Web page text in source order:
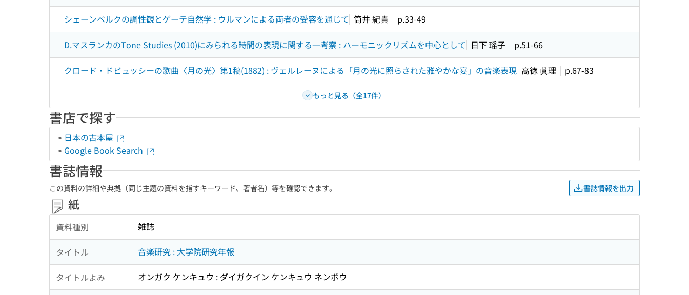
シェーンベルクの調性観とゲーテ自然学 : ウルマンによる両者の受容を通じて 筒井 紀貴 p.33-49
D.マスランカのTone Studies (2010)にみられる時間の表現に関する一考察 : ハーモニックリズムを中心として 日下 瑶子 p.51-66
クロード・ドビュッシーの歌曲〈月の光〉第1稿(1882) : ヴェルレーヌによる「月の光に照らされた雅やかな宴」の音楽表現 高徳 眞理 p.67-83
もっと見る（全17件）
書店で探す
日本の古本屋
Google Book Search
書誌情報
この資料の詳細や典拠（同じ主題の資料を指すキーワード、著者名）等を確認できます。 書誌情報を出力
紙
資料種別 雑誌
タイトル 音楽研究 : 大学院研究年報
タイトルよみ オンガク ケンキュウ : ダイガクイン ケンキュウ ネンポウ